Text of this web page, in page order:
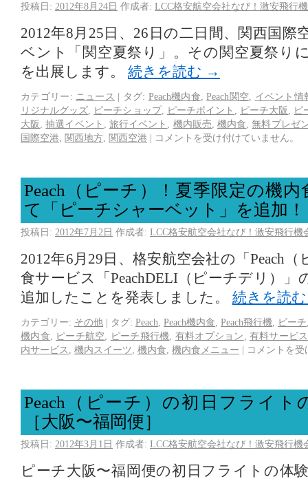
投稿日: 2012年8月24日 作成者: LCC格安航空会社なび！激安飛行
2012年8月25日、26日の二日間、関西国際
ベント「関空夏祭り」。その関空夏祭り
を出展します。 続きを読む →
カテゴリー: ニュース | タグ: Peach機内食 ,Peach関空
イベント情
リジナルグッズ
ピーチショップ, ピーチポイント ピーチ大阪
ピ
大阪
,抽選イベント 旅行イベント 機内販売 ,機内食 ,無料プレゼ
国際空港
関西地方 関西空港 | コメントを受け付けていません。
Peach（ピーチ）！夏季限定の機
て「ピーチシャーベット」を追加！
投稿日: 2012年7月2日 作成者: LCC格安航空会社なび！激安飛行機
2012年6月29日、格安航空会社の「Peach
食サービス「PeachDELI（ピーチデリ）」
追加したことを発表しました。 続きを読
カテゴリー: その他 | タグ: Peach Peach機内食 Peach飛行機 ピーチ
機内食
ピーチ航空 ピーチ飛行機 有料オプション
有料サービス
内サービス
機内スイーツ 機内食 機内食メニュー | コメントを
Peach（ピーチ）の初日フライト
［大阪〜福岡便］
投稿日: 2012年3月1日 作成者: LCC格安航空会社なび！激安飛行機
ピーチ大阪〜福岡便の初日フライトの体